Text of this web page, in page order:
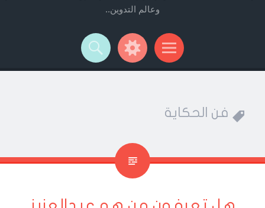
وعالم التدوين..
Menu
Widgets
Search
فن الحكاية